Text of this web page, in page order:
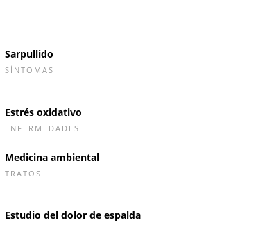
Sarpullido
SÍNTOMAS
Estrés oxidativo
ENFERMEDADES
Medicina ambiental
TRATOS
Estudio del dolor de espalda